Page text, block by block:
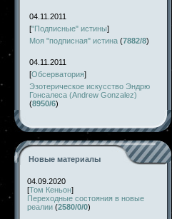
04.11.2011
["Подписные" истины]
Моя "подписная" истина (7882/8)
04.11.2011
[Обсерватория]
Эзотерическое искусство Эндрю
Гонсалеса (Andrew Gonzalez)
(8950/6)
Новые материалы
04.09.2020
[Том Кеньон]
Переходные состояния в новые
реалии (2580/0/0)